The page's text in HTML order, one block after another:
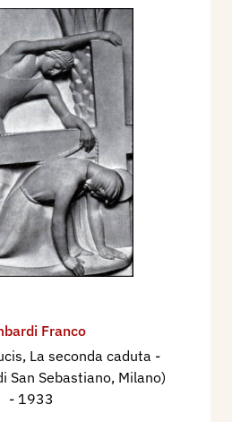
Franco
La seconda caduta -
San Sebastiano, Milano)
- 1933